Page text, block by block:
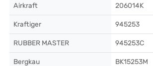
Airkraft 206014K
Kraftiger 945253
RUBBER MASTER 945253C
Bergkau BK15253M